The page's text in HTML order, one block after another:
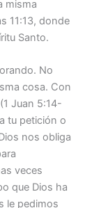
misma
11:13, donde
Santo.
No
cosa. Con
Juan 5:14-
tu petición o
nos obliga
veces
que Dios ha
le pedimos